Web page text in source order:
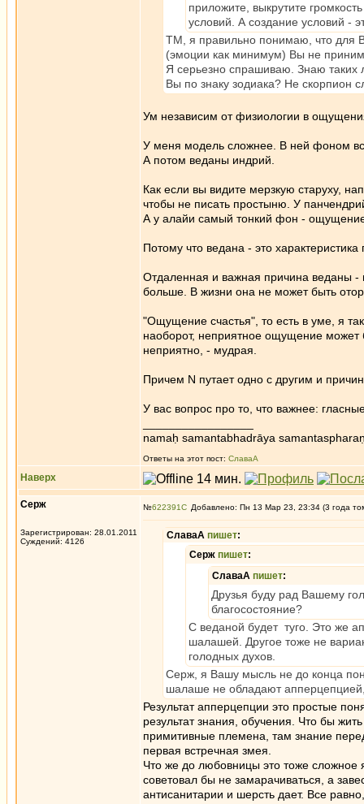
приложите, выкрутите
условий. А создание условий -
ТМ, я правильно понимаю, что для
(эмоции как минимум) Вы не
Я серьезно спрашиваю. Знаю таких
Вы по знаку зодиака? Не скорпион
Ум независим от физиологии в
У меня модель сложнее. В ней фоном
А потом веданы индрий.
Как если вы видите мерзкую старуху,
чтобы не писать простыню. У
А у алайи самый тонкий фон -
Потому что ведана - это
Отдаленная и важная причина веданы
больше. В жизни она не может быть
"Ощущение счастья", то есть в уме, я
наоборот, неприятное ощущение может
неприятно, - мудрая.
Причем N путает одно с другим и
У вас вопрос про то, что важнее:
namaḥ samantabhadrāya
Ответы на этот пост: СлаваА
Наверх
Серж
Зарегистрирован: 28.01.2011
Суждений: 4126
№622391 Добавлено: Пн 13 Мар 23, 23:34 (3 года
СлаваА пишет:
Серж пишет:
СлаваА пишет:
Друзья буду рад Вашему
благосостояние?
С веданой будет туго. Это же
шалашей. Другое тоже не
голодных духов.
Серж, я Вашу мысль не до конца
шалаше не обладают апперцепцией,
Результат апперцепции это простые
результат знания, обучения. Что бы
примитивные племена, там знание
первая встречная змея.
Что же до любовницы это тоже
советовал бы не замарачиваться, а
антисанитарии и шерсть дает. Все